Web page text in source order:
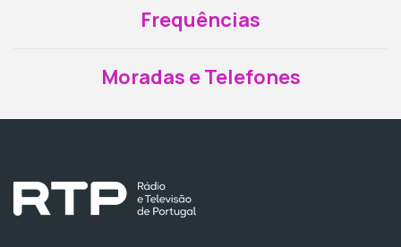
Frequências
Moradas e Telefones